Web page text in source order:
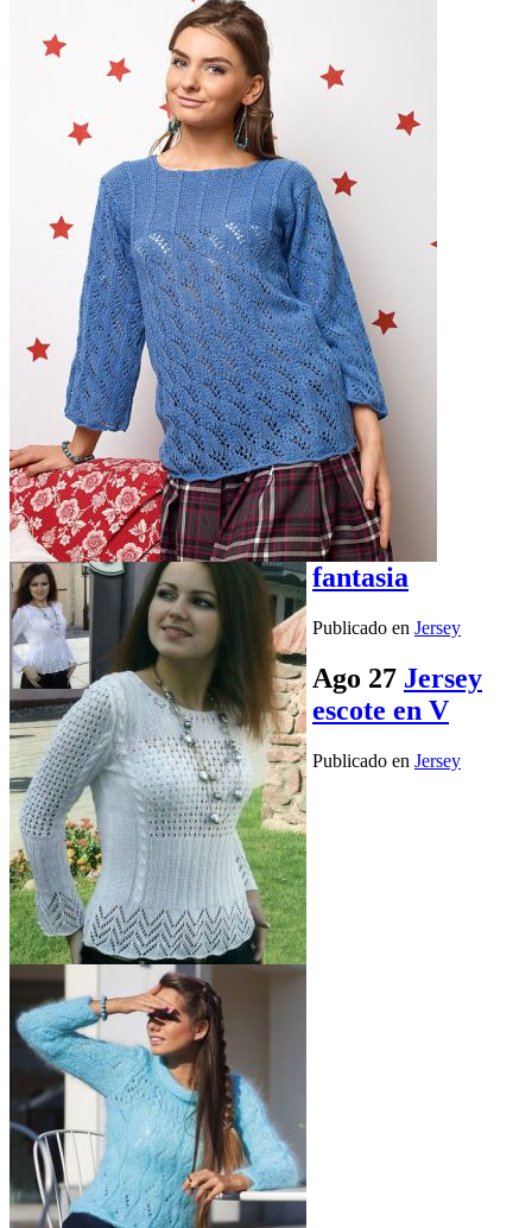
fantasia
Publicado en Jersey
Ago 27 Jersey
escote en V
Publicado en Jersey